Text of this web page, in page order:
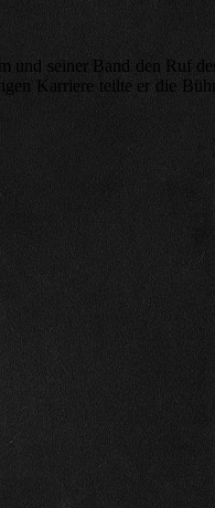
seiner Band den Ruf
Karriere teilte er die